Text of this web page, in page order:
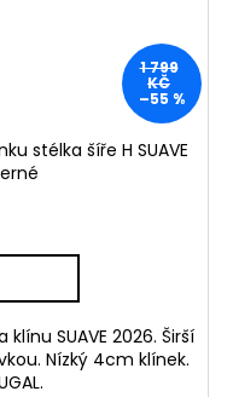
1 799
KČ
–55 %
stélka šíře H SUAVE
SUAVE 2026. Širší
Nízký 4cm klínek.